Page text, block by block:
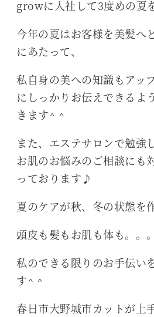
growに入社して3度めの夏
今年の夏はお客様を美髪へ
にあたって、
私自身の美への知識もアッ
にしっかりお伝えできるよ
きます^ ^
また、エステサロンで勉強
お肌のお悩みのご相談にも
っております♪
夏のケアが秋、冬の状態を
頭皮も髪もお肌も体も。。。
私のできる限りのお手伝い
す^ ^
春日市大野城市カットが上